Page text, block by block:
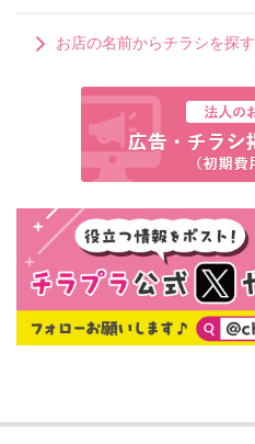
お店の名前からチラシを探す